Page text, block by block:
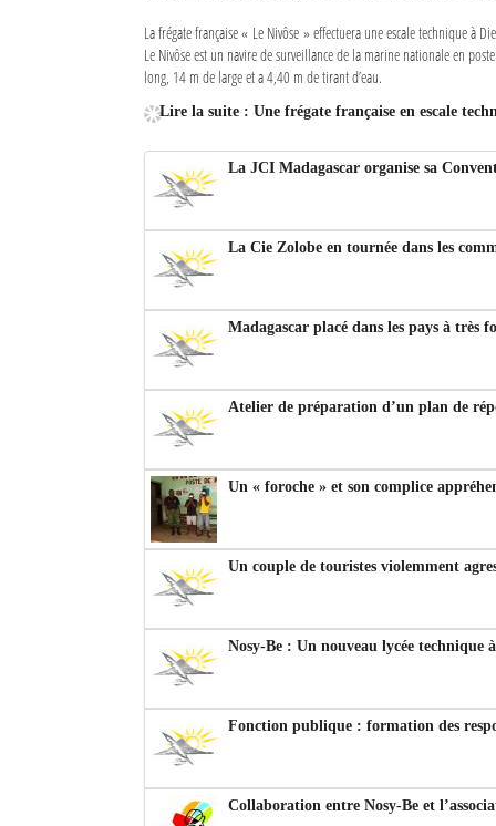
La frégate française « Le Nivôse » effectuera une escale technique à
Le Nivôse est un navire de surveillance de la marine nationale en
long, 14 m de large et a 4,40 m de tirant d’eau.
Lire la suite : Une frégate française en escale
La JCI Madagascar organise sa
La Cie Zolobe en tournée dans les
Madagascar placé dans les pays à très
Atelier de préparation d’un plan de
Un « foroche » et son complice
Un couple de touristes violemment
Nosy-Be : Un nouveau lycée technique
Fonction publique : formation des
Collaboration entre Nosy-Be et